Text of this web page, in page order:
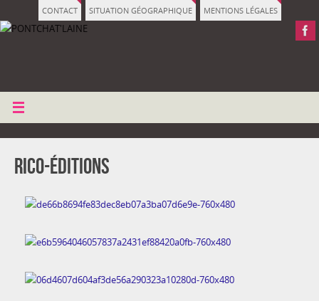
CONTACT SITUATION GÉOGRAPHIQUE MENTIONS LÉGALES
Rico-éditions